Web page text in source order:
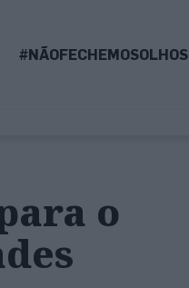
#NÃOFECHEMOSOLHOS
o